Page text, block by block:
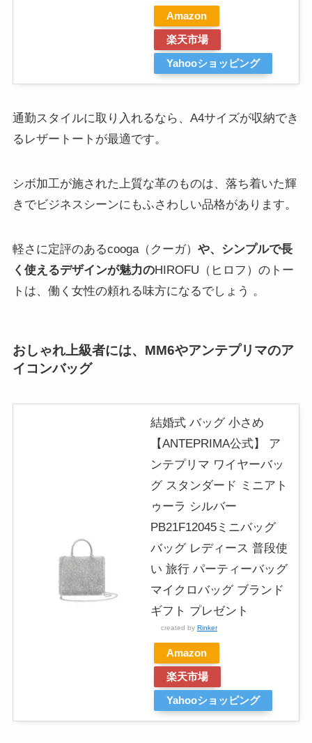
Amazon
楽天市場
Yahooショッピング
通勤スタイルに取り入れるなら、A4サイズが収納でき
るレザートートが最適です。
シボ加工が施された上質な革のものは、落ち着いた輝
きでビジネスシーンにもふさわしい品格があります。
軽さに定評のあるcooga（クーガ） や、シンプルで長
く使えるデザインが魅力のHIROFU（ヒロフ）のトー
トは、働く女性の頼れる味方になるでしょう 。
おしゃれ上級者には、MM6やアンテプリマのア
イコンバッグ
結婚式 バッグ 小さめ
【ANTEPRIMA公式】 ア
ンテプリマ ワイヤーバッ
グ スタンダード ミニアト
ゥーラ シルバー
PB21F12045ミニバッグ
バッグ レディース 普段使
い 旅行 パーティーバッグ
マイクロバッグ ブランド
ギフト プレゼント
created by Rinker
Amazon
楽天市場
Yahooショッピング